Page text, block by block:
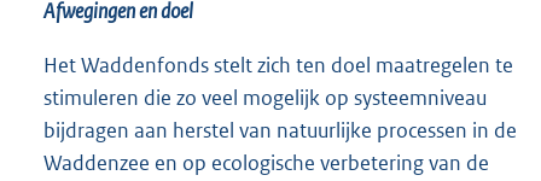
Afwegingen en doel
Het Waddenfonds stelt zich ten doel maatregelen te
stimuleren die zo veel mogelijk op systeemniveau
bijdragen aan herstel van natuurlijke processen in de
Waddenzee en op ecologische verbetering van de